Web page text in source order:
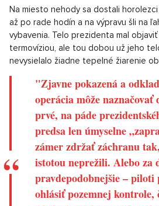
Na miesto nehody sa dostali
až po rade hodín a na výpravu šli na
vybavenia. Telo prezidenta mal
termovíziou, ale tou dobou už jeho
nevysielalo žiadne tepelné žiarenie
"Zjavne pokazená a
operácia môže
prvé, na páde
predsa len úmyselne
zámer zdržať záchranu
istotou neprežili. Alebo za
pravdepodobnejšie –
ohlásiť pozemnej kontrole,